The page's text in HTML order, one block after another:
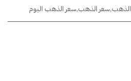
الذهب,سعر الذهب,سعر الذهب اليوم